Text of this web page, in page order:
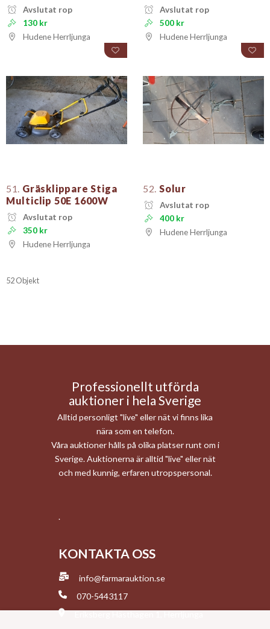
Avslutat rop
130 kr
Hudene Herrljunga
Avslutat rop
500 kr
Hudene Herrljunga
51. Gräsklippare Stiga
Multiclip 50E 1600W
Avslutat rop
350 kr
Hudene Herrljunga
52. Solur
Avslutat rop
400 kr
Hudene Herrljunga
52 Objekt
Professionellt utförda
auktioner i hela Sverige
Alltid personligt "live" eller nät vi finns lika
nära som en telefon.
Våra auktioner hålls på olika platser runt om i
Sverige. Auktionerna är alltid "live" eller nät
och med kunnig, erfaren utropspersonal.
.
KONTAKTA OSS
info@farmarauktion.se
070-5443117